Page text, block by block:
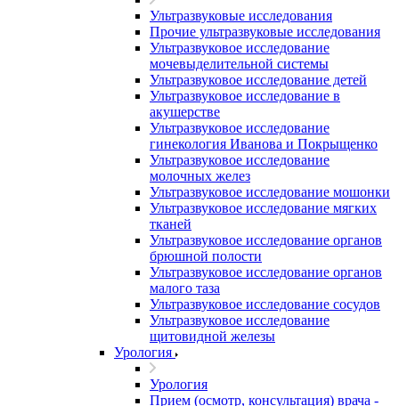
Ультразвуковые исследования
Прочие ультразвуковые исследования
Ультразвуковое исследование
мочевыделительной системы
Ультразвуковое исследование детей
Ультразвуковое исследование в
акушерстве
Ультразвуковое исследование
гинекология Иванова и Покрыщенко
Ультразвуковое исследование
молочных желез
Ультразвуковое исследование мошонки
Ультразвуковое исследование мягких
тканей
Ультразвуковое исследование органов
брюшной полости
Ультразвуковое исследование органов
малого таза
Ультразвуковое исследование сосудов
Ультразвуковое исследование
щитовидной железы
Урология
Урология
Прием (осмотр, консультация) врача -